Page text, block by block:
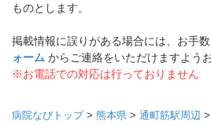
ものとします。
掲載情報に誤りがある場合には、お手数
ォーム からご連絡をいただけますよう
※お電話での対応は行っておりません
病院なびトップ> 熊本県 > 通町筋駅周辺 >